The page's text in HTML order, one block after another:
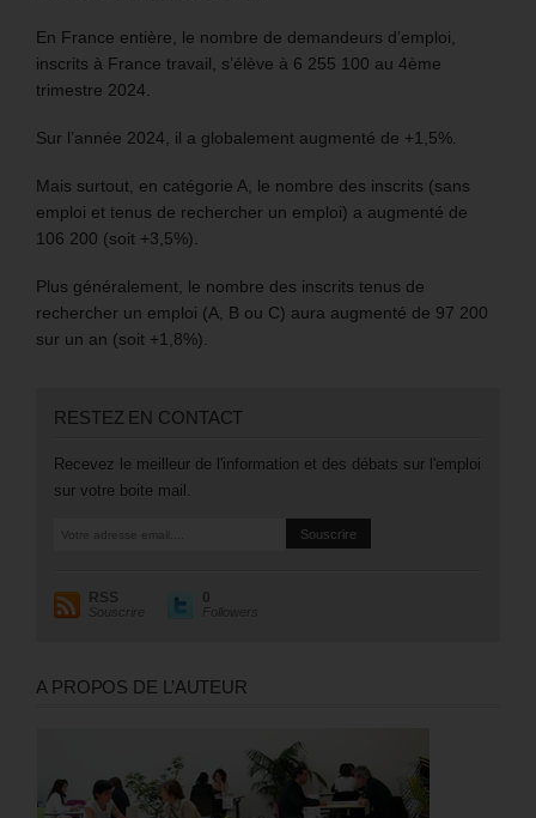
En France entière, le nombre de demandeurs d’emploi,
inscrits à France travail, s’élève à 6 255 100 au 4ème
trimestre 2024.
Sur l’année 2024, il a globalement augmenté de +1,5%.
Mais surtout, en catégorie A, le nombre des inscrits (sans
emploi et tenus de rechercher un emploi) a augmenté de
106 200 (soit +3,5%).
Plus généralement, le nombre des inscrits tenus de
rechercher un emploi (A, B ou C) aura augmenté de 97 200
sur un an (soit +1,8%).
RESTEZ EN CONTACT
Recevez le meilleur de l'information et des débats sur l'emploi
sur votre boite mail.
RSS
Souscrire
0
Followers
A PROPOS DE L’AUTEUR